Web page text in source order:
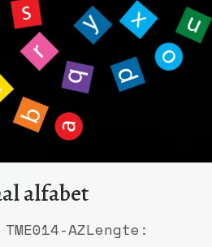
alfabet
AZLengte: